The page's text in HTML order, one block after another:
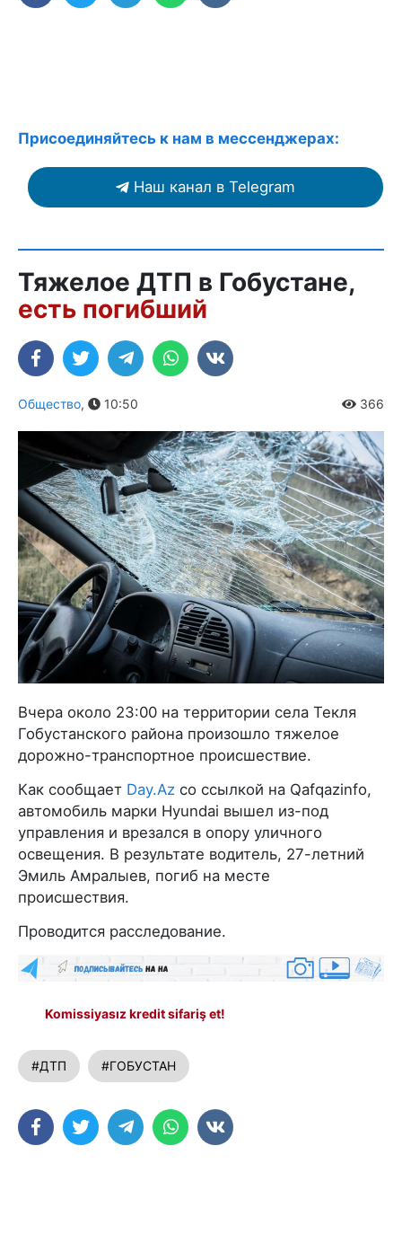
Присоединяйтесь к нам в мессенджерах:
Наш канал в Telegram
Тяжелое ДТП в Гобустане,
есть погибший
Общество, 10:50 366
Вчера около 23:00 на территории села Текля
Гобустанского района произошло тяжелое
дорожно-транспортное происшествие.
Как сообщает Day.Az со ссылкой на Qafqazinfo,
автомобиль марки Hyundai вышел из-под
управления и врезался в опору уличного
освещения. В результате водитель, 27-летний
Эмиль Амралыев, погиб на месте
происшествия.
Проводится расследование.
Komissiyasız kredit sifariş et!
#ДТП #ГОБУСТАН